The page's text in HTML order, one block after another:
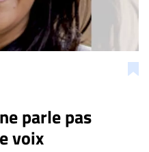
parle pas
voix